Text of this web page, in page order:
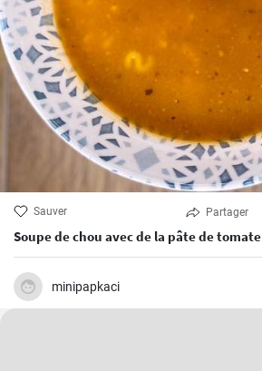
Sauver Partager
Soupe de chou avec de la pâte de tomate
minipapkaci